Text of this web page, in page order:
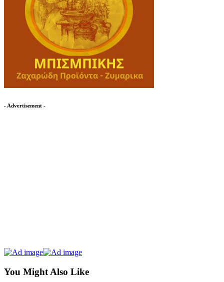
- Advertisement -
You Might Also Like